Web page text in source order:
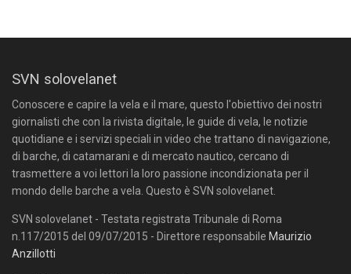
SVN solovelanet
Conoscere e capire la vela e il mare, questo l'obiettivo dei nostri
giornalisti che con la rivista digitale, le guide di vela, le notizie
quotidiane e i servizi speciali in video che trattano di navigazione,
di barche, di catamarani e di mercato nautico, cercano di
trasmettere a voi lettori la loro passione incondizionata per il
mondo delle barche a vela. Questo è SVN solovelanet.
SVN solovelanet - Testata registrata Tribunale di Roma
n.117/2015 del 09/07/2015 - Direttore responsabile Maurizio
Anzillotti